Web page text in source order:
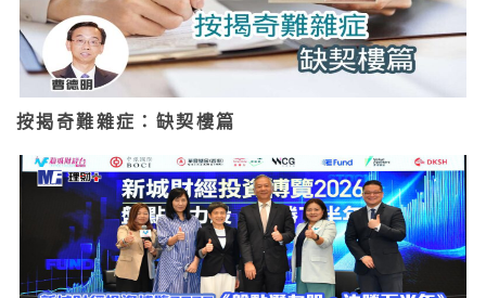
按揭奇難雜症：缺契樓篇